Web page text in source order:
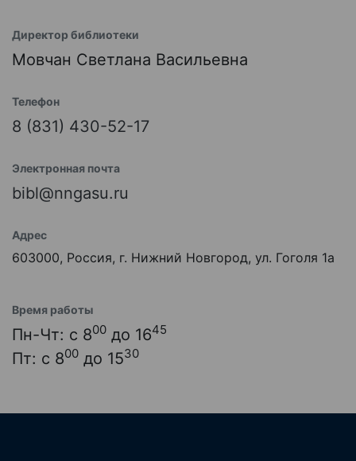
Директор библиотеки
Мовчан Светлана Васильевна
Телефон
8 (831) 430-52-17
Электронная почта
bibl@nngasu.ru
Адрес
603000, Россия, г. Нижний Новгород, ул. Гоголя 1а
Время работы
Пн-Чт: с 800 до 1645
Пт: с 800 до 1530